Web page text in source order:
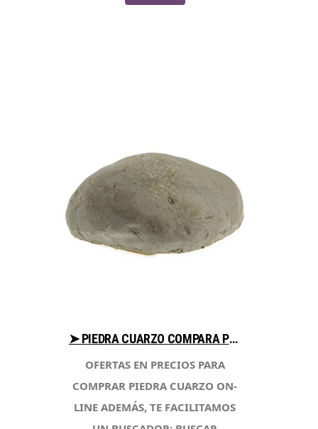
➤ PIEDRA CUARZO COMPARA PRECIOS PARA COMPRAR CON LIBRERIAESOTERICA.NET
OFERTAS EN PRECIOS PARA
COMPRAR PIEDRA CUARZO ON-
LINE ADEMÁS, TE FACILITAMOS